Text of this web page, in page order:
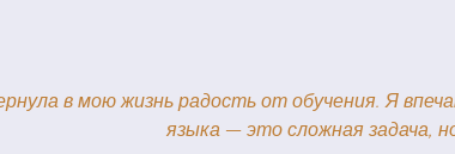
"Я очень рада написать об наших уроках
отличный и терпеливый учитель, который